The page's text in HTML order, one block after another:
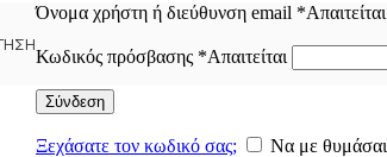
Όνομα χρήστη ή διεύθυνση email *Απαιτείται
Κωδικός πρόσβασης *Απαιτείται
Σύνδεση
Ξεχάσατε τον κωδικό σας; Να με θυμάσαι